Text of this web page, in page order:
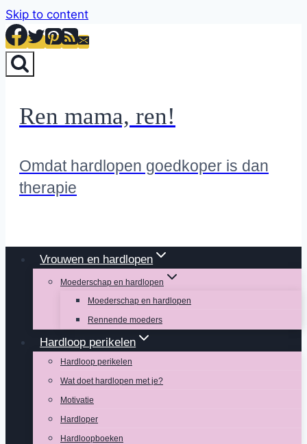
Skip to content
Ren mama, ren!
Omdat hardlopen goedkoper is dan
therapie
Vrouwen en hardlopen
Moederschap en hardlopen
Moederschap en hardlopen
Rennende moeders
Hardloop perikelen
Hardloop perikelen
Wat doet hardlopen met je?
Motivatie
Hardloper
Hardloopboeken